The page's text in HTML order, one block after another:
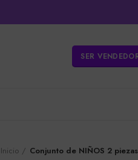
SER
Inicio Conjunto de NIÑOS 2